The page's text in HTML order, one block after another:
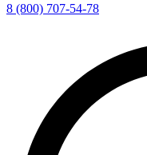
8 (800) 707-54-78